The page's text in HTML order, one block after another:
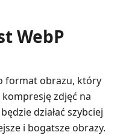
WebP
format obrazu, który
zdjęć na
działać szybciej
i bogatsze obrazy.